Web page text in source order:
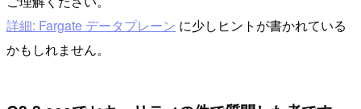
詳細: Fargate データプレーン に少しヒントが書かれている
かもしれません。